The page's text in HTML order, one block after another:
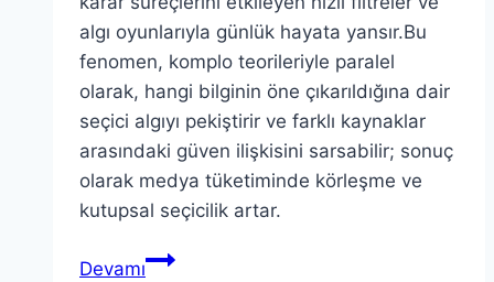
algı oyunlarıyla günlük hayata yansır.Bu
fenomen, komplo teorileriyle paralel
olarak, hangi bilginin öne çıkarıldığına dair
seçici algıyı pekiştirir ve farklı kaynaklar
arasındaki güven ilişkisini sarsabilir; sonuç
olarak medya tüketiminde körleşme ve
kutupsal seçicilik artar.
DevamıTaraflı